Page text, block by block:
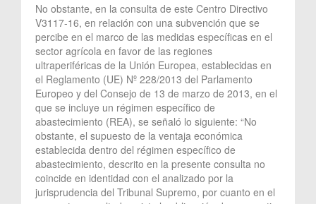
No obstante, en la consulta de este Centro Directivo
V3117-16, en relación con una subvención que se
percibe en el marco de las medidas específicas en el
sector agrícola en favor de las regiones
ultraperiféricas de la Unión Europea, establecidas en
el Reglamento (UE) Nº 228/2013 del Parlamento
Europeo y del Consejo de 13 de marzo de 2013, en el
que se incluye un régimen específico de
abastecimiento (REA), se señaló lo siguiente: “No
obstante, el supuesto de la ventaja económica
establecida dentro del régimen específico de
abastecimiento, descrito en la presente consulta no
coincide en identidad con el analizado por la
jurisprudencia del Tribunal Supremo, por cuanto en el